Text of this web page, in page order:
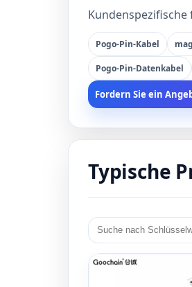
Pogo-Pin-Kabel
Pogo-Pin-Datenkabel
Fordern Sie ein
Typische